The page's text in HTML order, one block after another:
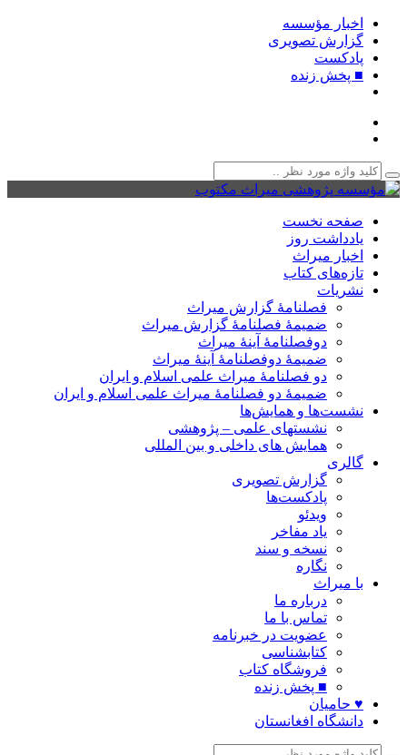
اخبار مؤسسه
گزارش تصویری
پادکست‌
■ پخش زنده
صفحه نخست
یادداشت روز
اخبار میراث
تازه‌های کتاب
نشریات
فصلنامۀ گزارش میراث
ضمیمۀ فصلنامۀ گزارش میراث
دوفصلنامۀ آینۀ میراث
ضمیمۀ دوفصلنامۀ آینۀ میراث
دو فصلنامۀ میراث علمی اسلام و ایران
ضمیمۀ دو فصلنامۀ میراث علمی اسلام و ایران
نشست‌ها و همایش‌ها
نشستهای علمی – پژوهشی
همایش های داخلی و بین المللی
گالری
گزارش تصویری
پادکست‌ها
ویدئو
یاد مفاخر
نسخه و سند
نگاره
با میراث
درباره ما
تماس با ما
عضویت در خبرنامه
کتابشناسی
فروشگاه کتاب
■ پخش زنده
♥ حامیان
دانشگاه افغانستان